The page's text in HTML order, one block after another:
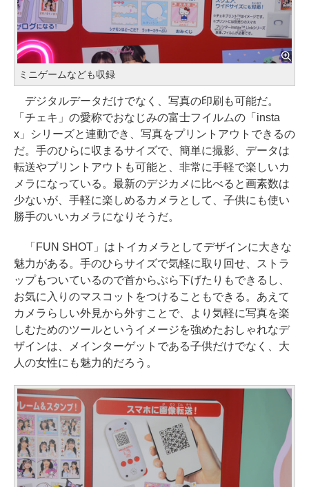
ミニゲームなども収録
デジタルデータだけでなく、写真の印刷も可能だ。
「チェキ」の愛称でおなじみの富士フイルムの「insta
x」シリーズと連動でき、写真をプリントアウトできるの
だ。手のひらに収まるサイズで、簡単に撮影、データは
転送やプリントアウトも可能と、非常に手軽で楽しいカ
メラになっている。最新のデジカメに比べると画素数は
少ないが、手軽に楽しめるカメラとして、子供にも使い
勝手のいいカメラになりそうだ。
「FUN SHOT」はトイカメラとしてデザインに大きな
魅力がある。手のひらサイズで気軽に取り回せ、ストラ
ップもついているので首からぶら下げたりもできるし、
お気に入りのマスコットをつけることもできる。あえて
カメラらしい外見から外すことで、より気軽に写真を楽
しむためのツールというイメージを強めたおしゃれなデ
ザインは、メインターゲットである子供だけでなく、大
人の女性にも魅力的だろう。